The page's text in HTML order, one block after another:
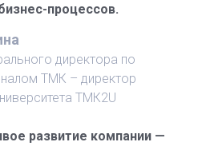
процессов.
директора по
ТМК – директор
ТМК2U
развитие компании —